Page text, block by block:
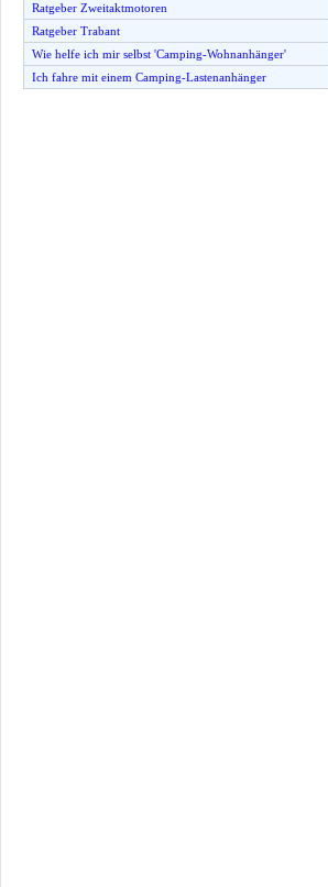
Ratgeber Zweitaktmotoren
Ratgeber Trabant
Wie helfe ich mir selbst 'Camping-Wohnanhänger'
Ich fahre mit einem Camping-Lastenanhänger